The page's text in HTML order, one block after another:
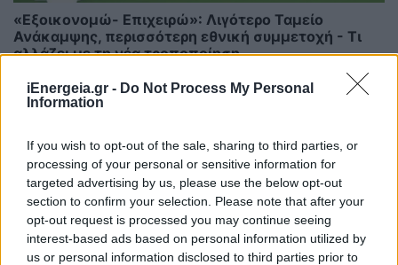
iEnergeia.gr - Do Not Process My Personal
Information
If you wish to opt-out of the sale, sharing to third parties, or
processing of your personal or sensitive information for
targeted advertising by us, please use the below opt-out
section to confirm your selection. Please note that after your
opt-out request is processed you may continue seeing
interest-based ads based on personal information utilized by
us or personal information disclosed to third parties prior to
«Εξοικονομώ- Επιχειρώ»: Λιγότερο Ταμείο
Ανάκαμψης, περισσότερη εθνική συμμετοχή - Τι
αλλάζει με τη νέα τροποποίηση
ΠΟΛΙΤΙΚΗ
28/07/2026 - 08:13